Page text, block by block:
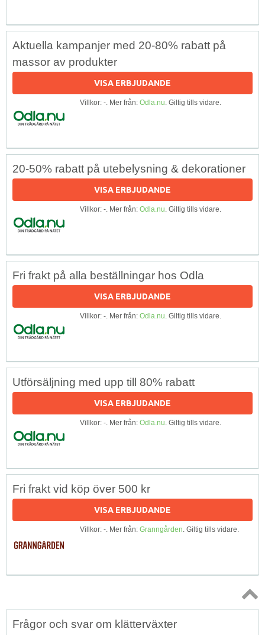
Aktuella kampanjer med 20-80% rabatt på
massor av produkter
VISA ERBJUDANDE
Villkor: -. Mer från: Odla.nu. Giltig tills vidare.
20-50% rabatt på utebelysning & dekorationer
VISA ERBJUDANDE
Villkor: -. Mer från: Odla.nu. Giltig tills vidare.
Fri frakt på alla beställningar hos Odla
VISA ERBJUDANDE
Villkor: -. Mer från: Odla.nu. Giltig tills vidare.
Utförsäljning med upp till 80% rabatt
VISA ERBJUDANDE
Villkor: -. Mer från: Odla.nu. Giltig tills vidare.
Fri frakt vid köp över 500 kr
VISA ERBJUDANDE
Villkor: -. Mer från: Granngården. Giltig tills vidare.
Topp
Frågor och svar om klätterväxter